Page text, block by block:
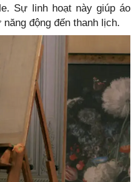
Sự linh hoạt này giúp áo
động đến thanh lịch.